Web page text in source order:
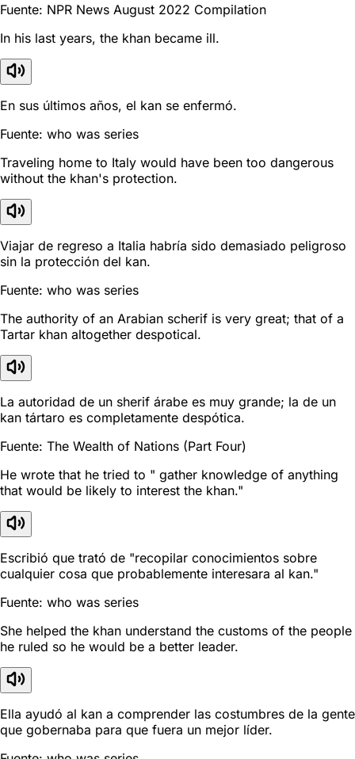
Fuente: NPR News August 2022 Compilation
In his last years, the khan became ill.
En sus últimos años, el kan se enfermó.
Fuente: who was series
Traveling home to Italy would have been too dangerous
without the khan's protection.
Viajar de regreso a Italia habría sido demasiado peligroso
sin la protección del kan.
Fuente: who was series
The authority of an Arabian scherif is very great; that of a
Tartar khan altogether despotical.
La autoridad de un sherif árabe es muy grande; la de un
kan tártaro es completamente despótica.
Fuente: The Wealth of Nations (Part Four)
He wrote that he tried to " gather knowledge of anything
that would be likely to interest the khan."
Escribió que trató de "recopilar conocimientos sobre
cualquier cosa que probablemente interesara al kan."
Fuente: who was series
She helped the khan understand the customs of the people
he ruled so he would be a better leader.
Ella ayudó al kan a comprender las costumbres de la gente
que gobernaba para que fuera un mejor líder.